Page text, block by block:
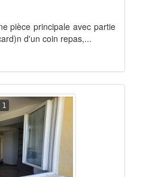
pièce principale avec partie
d'un coin repas,...
1